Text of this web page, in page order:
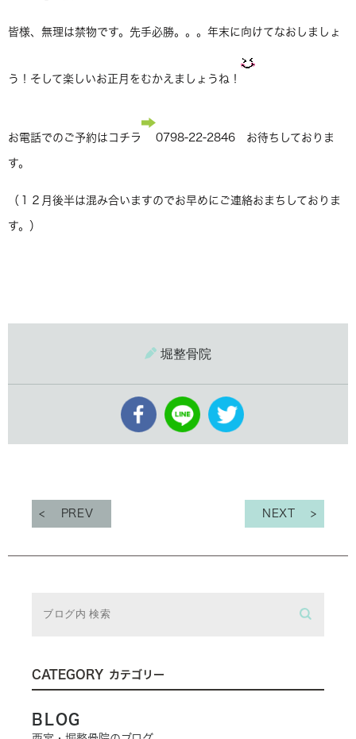
皆様、無理は禁物です。先手必勝。。。年末に向けてなおしましょ
う！そして楽しいお正月をむかえましょうね！
お電話でのご予約はコチラ 0798-22-2846 お待ちしておりま
す。
（１２月後半は混み合いますのでお早めにご連絡おまちしておりま
す。）
堀整骨院
PREV NEXT
CATEGORY カテゴリー
BLOG